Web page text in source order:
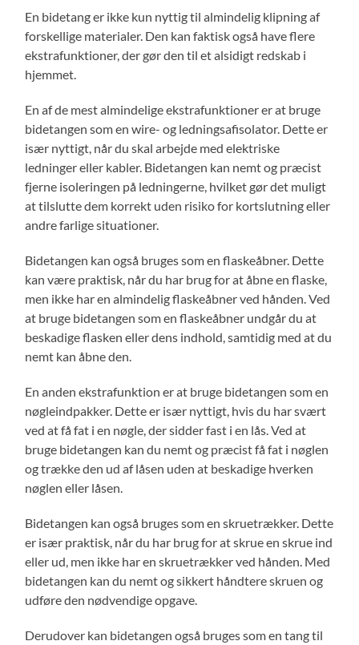
En bidetang er ikke kun nyttig til almindelig klipning af
forskellige materialer. Den kan faktisk også have flere
ekstrafunktioner, der gør den til et alsidigt redskab i
hjemmet.
En af de mest almindelige ekstrafunktioner er at bruge
bidetangen som en wire- og ledningsafisolator. Dette er
især nyttigt, når du skal arbejde med elektriske
ledninger eller kabler. Bidetangen kan nemt og præcist
fjerne isoleringen på ledningerne, hvilket gør det muligt
at tilslutte dem korrekt uden risiko for kortslutning eller
andre farlige situationer.
Bidetangen kan også bruges som en flaskeåbner. Dette
kan være praktisk, når du har brug for at åbne en flaske,
men ikke har en almindelig flaskeåbner ved hånden. Ved
at bruge bidetangen som en flaskeåbner undgår du at
beskadige flasken eller dens indhold, samtidig med at du
nemt kan åbne den.
En anden ekstrafunktion er at bruge bidetangen som en
nøgleindpakker. Dette er især nyttigt, hvis du har svært
ved at få fat i en nøgle, der sidder fast i en lås. Ved at
bruge bidetangen kan du nemt og præcist få fat i nøglen
og trække den ud af låsen uden at beskadige hverken
nøglen eller låsen.
Bidetangen kan også bruges som en skruetrækker. Dette
er især praktisk, når du har brug for at skrue en skrue ind
eller ud, men ikke har en skruetrækker ved hånden. Med
bidetangen kan du nemt og sikkert håndtere skruen og
udføre den nødvendige opgave.
Derudover kan bidetangen også bruges som en tang til